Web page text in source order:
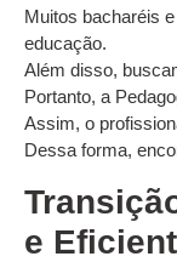
Muitos bacharéis
educação.
Além disso,
Portanto, a
Assim, o
Dessa forma,
e